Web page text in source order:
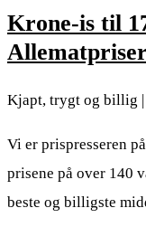
Krone-is til
Kjapt, trygt og billig
Vi er prispresseren
prisene på over 140
beste og billigste